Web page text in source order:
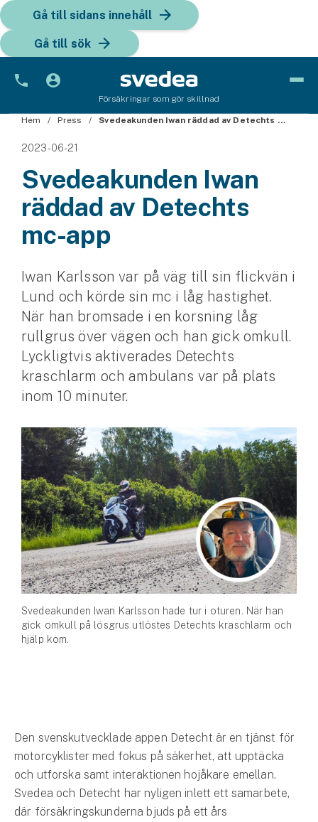
Gå till sidans innehåll
Gå till sök
Försäkringar som gör skillnad
Bil
Bilförsäkring
Bilförsäkring för företag
Fordon
Snöskoterförsäkring
ATV-försäkring
Släpvagnsförsäkring
Husvagnsförsäkring
Motorcykel
Mc-försäkring
Märkesförsäkringar
Båt
Båtförsäkring
Märkesförsäkringar
Vattenskoterförsäkring
Sportfiskarna
Djur
Hundförsäkring
Djurförsäkring
Hem & hus
Svedeakunden Iwan Karlsson hade tur i oturen. När han
gick omkull på lösgrus utlöstes Detechts kraschlarm och
hjälp kom.
Hem Press Svedeakunden Iwan räddad av Detechts mc-app
2023-06-21
Svedeakunden Iwan
räddad av Detechts
mc-app
Iwan Karlsson var på väg till sin flickvän i
Lund och körde sin mc i låg hastighet.
När han bromsade i en korsning låg
rullgrus över vägen och han gick omkull.
Lyckligtvis aktiverades Detechts
kraschlarm och ambulans var på plats
inom 10 minuter.
Den svenskutvecklade appen Detecht är en tjänst för
motorcyklister med fokus på säkerhet, att upptäcka
och utforska samt interaktionen hojåkare emellan.
Svedea och Detecht har nyligen inlett ett samarbete,
där försäkringskunderna bjuds på ett års